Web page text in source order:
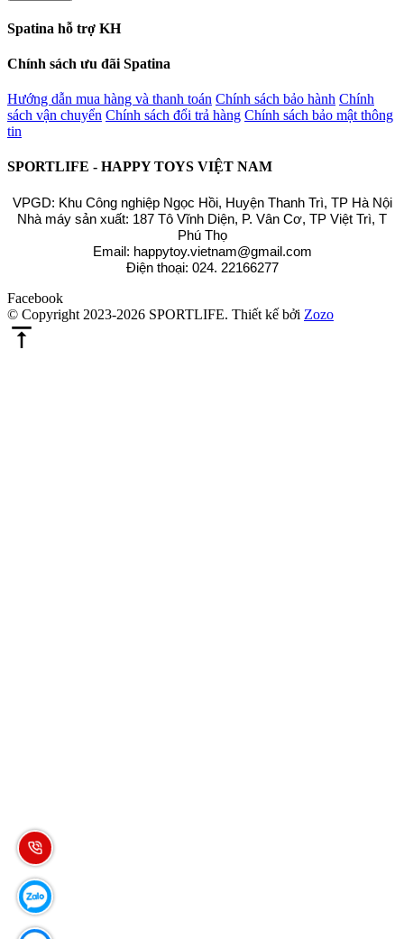
Spatina hỗ trợ KH
Chính sách ưu đãi Spatina
Hướng dẫn mua hàng và thanh toán Chính sách bảo hành Chính
sách vận chuyển Chính sách đổi trả hàng Chính sách bảo mật thông
tin
SPORTLIFE - HAPPY TOYS VIỆT NAM
VPGD: Khu Công nghiệp Ngọc Hồi, Huyện Thanh Trì, TP Hà Nội
Nhà máy sản xuất: 187 Tô Vĩnh Diện, P. Vân Cơ, TP Việt Trì, T
Phú Thọ
Email: happytoy.vietnam@gmail.com
Điện thoại: 024. 22166277
Facebook
© Copyright 2023-2026 SPORTLIFE. Thiết kế bởi Zozo